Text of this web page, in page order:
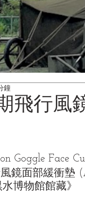
飛行風
鐘
Goggle Face
鏡面部緩衝墊
博物館館藏》